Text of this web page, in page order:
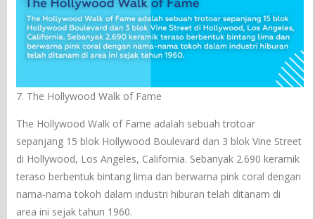
7. The Hollywood Walk of Fame
The Hollywood Walk of Fame adalah sebuah trotoar
sepanjang 15 blok Hollywood Boulevard dan 3 blok Vine Street
di Hollywood, Los Angeles, California. Sebanyak 2.690 keramik
teraso berbentuk bintang lima dan berwarna pink coral dengan
nama-nama tokoh dalam industri hiburan telah ditanam di
area ini sejak tahun 1960.